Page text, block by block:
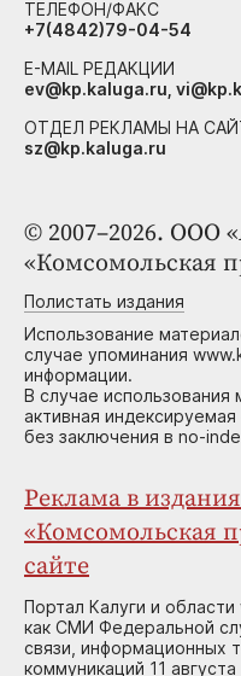
© 2007–2026. ООО
«Комсомольская
Полистать издания
Использование
случае упоминания
информации.
В случае использования
активная
без заключения в no-
Реклама в
«Комсомольская
сайте
Портал Калуги и
как СМИ Федеральной
связи, информационных
коммуникаций 11
ТЕЛЕФОН/ФАКС
+7(4842)79-04-54
E-MAIL РЕДАКЦИИ
ev@kp.kaluga.ru,
ОТДЕЛ РЕКЛАМЫ НА
sz@kp.kaluga.ru